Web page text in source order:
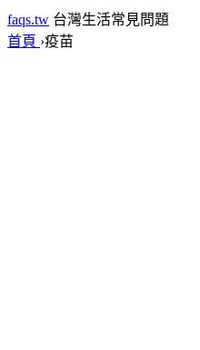
faqs.tw 台灣生活常見問題
首頁 ›疫苗